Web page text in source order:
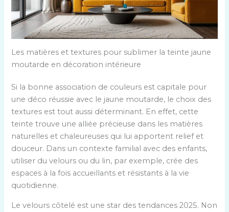
Les matières et textures pour sublimer la teinte jaune
moutarde en décoration intérieure
Si la bonne association de couleurs est capitale pour
une déco réussie avec le jaune moutarde, le choix des
textures est tout aussi déterminant. En effet, cette
teinte trouve une alliée précieuse dans les matières
naturelles et chaleureuses qui lui apportent relief et
douceur. Dans un contexte familial avec des enfants,
utiliser du velours ou du lin, par exemple, crée des
espaces à la fois accueillants et résistants à la vie
quotidienne.
Le velours côtelé est une star des tendances 2025. Non